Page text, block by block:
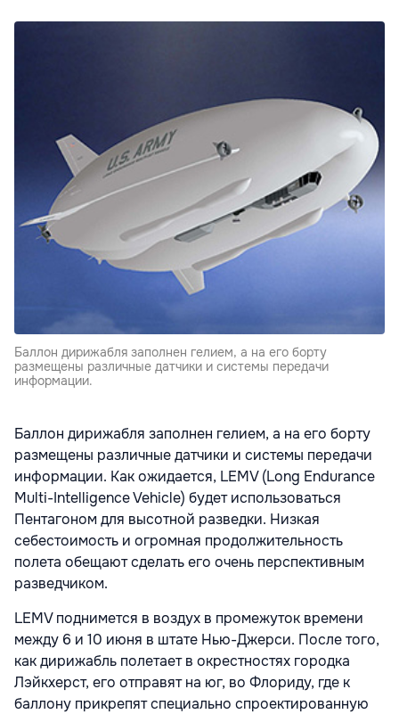
Баллон дирижабля заполнен гелием, а на его борту
размещены различные датчики и системы передачи
информации.
Баллон дирижабля заполнен гелием, а на его борту
размещены различные датчики и системы передачи
информации. Как ожидается, LEMV (Long Endurance
Multi-Intelligence Vehicle) будет использоваться
Пентагоном для высотной разведки. Низкая
себестоимость и огромная продолжительность
полета обещают сделать его очень перспективным
разведчиком.
LEMV поднимется в воздух в промежуток времени
между 6 и 10 июня в штате Нью-Джерси. После того,
как дирижабль полетает в окрестностях городка
Лэйкхерст, его отправят на юг, во Флориду, где к
баллону прикрепят специально спроектированную